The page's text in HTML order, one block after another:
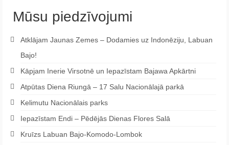
Mūsu piedzīvojumi
Atklājam Jaunas Zemes – Dodamies uz Indonēziju, Labuan
Bajo!
Kāpjam Inerie Virsotnē un Iepazīstam Bajawa Apkārtni
Atpūtas Diena Riungā – 17 Salu Nacionālajā parkā
Kelimutu Nacionālais parks
Iepazīstam Endi – Pēdējās Dienas Flores Salā
Kruīzs Labuan Bajo-Komodo-Lombok